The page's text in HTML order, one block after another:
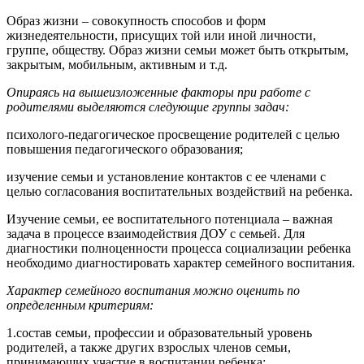
Образ жизни – совокупность способов и форм
жизнедеятельности, присущих той или иной личности,
группе, обществу. Образ жизни семьи может быть открытым,
закрытым, мобильным, активным и т.д.
Опираясь на вышеизложенные факторы при работе с
родителями выделяются следующие группы задач:
психолого-педагогическое просвещение родителей с целью
повышения педагогического образования;
изучение семьи и установление контактов с ее членами с
целью согласования воспитательных воздействий на ребенка.
Изучение семьи, ее воспитательного потенциала – важная
задача в процессе взаимодействия ДОУ с семьей. Для
диагностики полноценности процесса социализации ребенка
необходимо диагностировать характер семейного воспитания.
Характер семейного воспитания можно оценить по
определенным критериям:
1.состав семьи, профессии и образовательный уровень
родителей, а также других взрослых членов семьи,